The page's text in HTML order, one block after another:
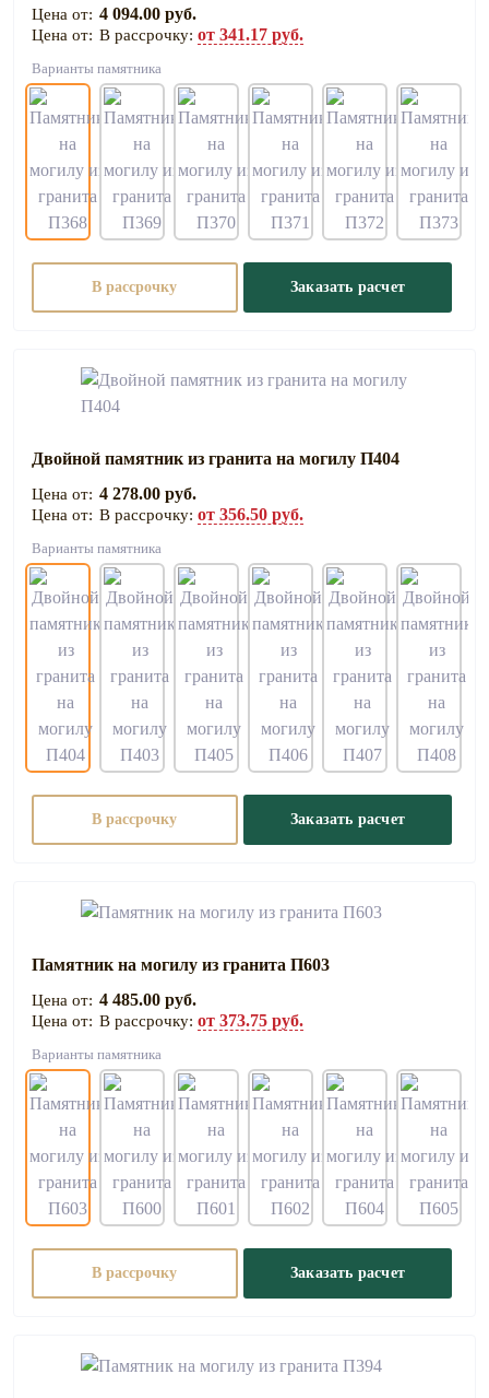
4 094.00 руб.
В рассрочку: от 341.17 руб.
Варианты памятника
В рассрочку Заказать расчет
Двойной памятник из гранита на могилу П404
4 278.00 руб.
В рассрочку: от 356.50 руб.
Варианты памятника
В рассрочку Заказать расчет
Памятник на могилу из гранита П603
4 485.00 руб.
В рассрочку: от 373.75 руб.
Варианты памятника
В рассрочку Заказать расчет